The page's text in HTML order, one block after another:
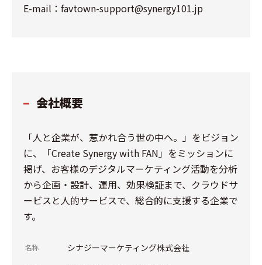
E-mail：favtown-support@synergy101.jp
会社概要
「人と企業が、惹かれ合う世の中へ。」をビジョン
に、「Create Synergy with FAN」をミッションに
掲げ、お客様のデジタルマーケティング活動を分析
から企画・設計、運用、効果検証まで、クラウドサ
ービスと人的サービスで、総合的に支援する企業で
す。
名称 シナジーマーケティング株式会社